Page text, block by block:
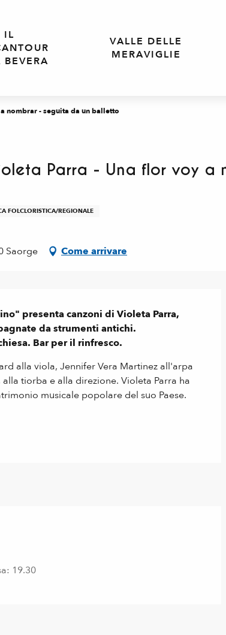
IL
BEVERA
VALLE DELLE
MERAVIGLIE
nombrar - seguita da un balletto
Parra - Una flor voy
FOLCLORISTICA/REGIONALE
Saorge
Come arrivare
presenta canzoni di Violeta Parra,
da strumenti antichi.
Bar per il rinfresco.
alla viola, Jennifer Vera Martinez all'arpa
tiorba e alla direzione. Violeta Parra ha
musicale popolare del suo Paese.
19.30